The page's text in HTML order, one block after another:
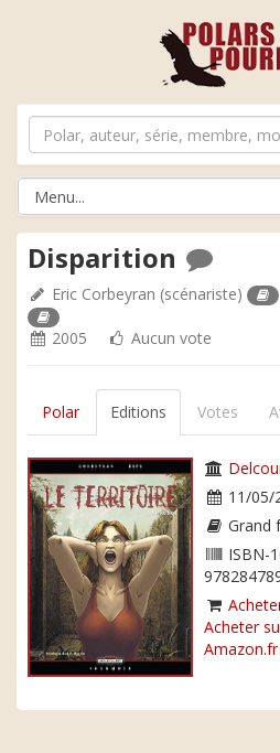
Disparition
Eric Corbeyran (scénariste)
2005 Aucun vote
Polar Editions Votes
11/05/
Grand
ISBN-
Acheter
Amazon.fr